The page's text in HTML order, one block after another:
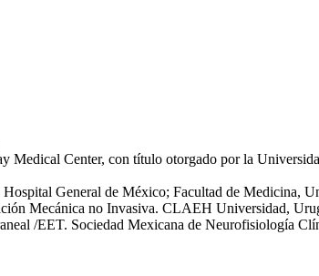
Center, con título otorgado por la
General de México; Facultad de Medicina,
Mecánica no Invasiva. CLAEH Universidad,
/EET. Sociedad Mexicana de Neurofisiología